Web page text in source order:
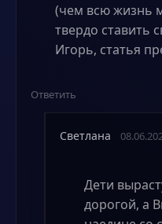
(чем всю жизнь
твердо ставить
Игорь, статья
Ответить
Светлана
Дети
дорогой, а